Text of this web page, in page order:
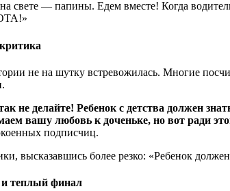
свете — папины. Едем вместе! Когда
не на шутку встревожилась. Многие
не делайте! Ребенок с детства должен
вашу любовь к доченьке, но вот ради
подписчиц.
высказавшись более резко: «Ребенок
теплый финал